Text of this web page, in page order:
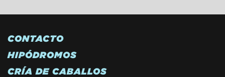
CONTACTO
HIPÓDROMOS
CRÍA DE CABALLOS